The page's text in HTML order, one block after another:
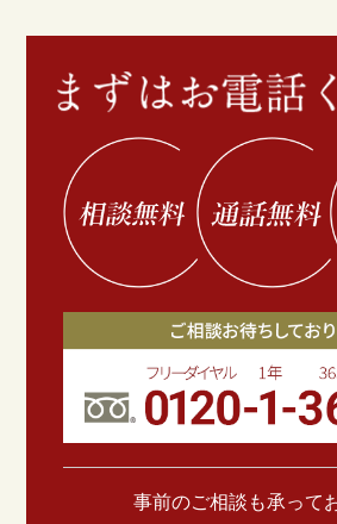
事前のご相談も承って